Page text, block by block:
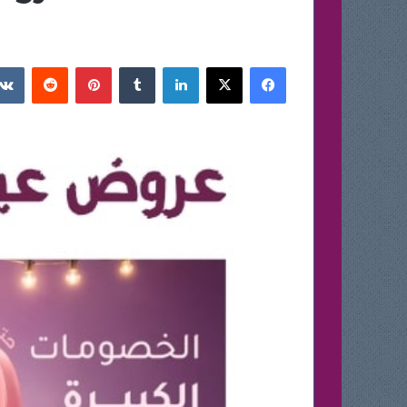
فيسبوك‫X لينكدإن بينتيريست